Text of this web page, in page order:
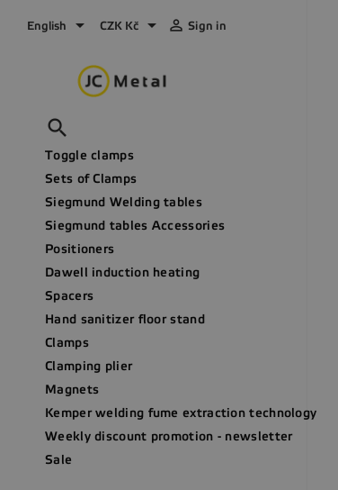
English  CZK Kč   Sign in

Toggle clamps
Sets of Clamps
Siegmund Welding tables
Siegmund tables Accessories
Positioners
Dawell induction heating
Spacers
Hand sanitizer floor stand
Clamps
Clamping plier
Magnets
Kemper welding fume extraction technology
Weekly discount promotion - newsletter
Sale